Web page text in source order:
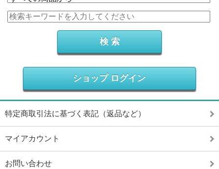
ショップ ログイン
特定商取引法に基づく表記（返品など）
マイアカウント
お問い合わせ